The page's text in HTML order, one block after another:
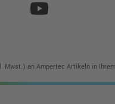
an Ampertec Artikeln in